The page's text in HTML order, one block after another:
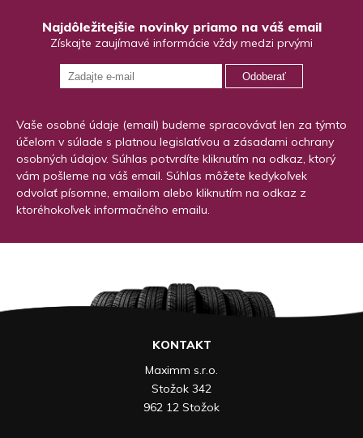
Najdôležitejšie novinky priamo na váš email
Získajte zaujímavé informácie vždy medzi prvými
Odoberať
Vaše osobné údaje (email) budeme spracovávať len za týmto
účelom v súlade s platnou legislatívou a zásadami ochrany
osobných údajov. Súhlas potvrdíte kliknutím na odkaz, ktorý
vám pošleme na váš email. Súhlas môžete kedykoľvek
odvolať písomne, emailom alebo kliknutím na odkaz z
ktoréhokoľvek informačného emailu.
KONTAKT
Maximm s.r.o.
Stožok 342
962 12 Stožok